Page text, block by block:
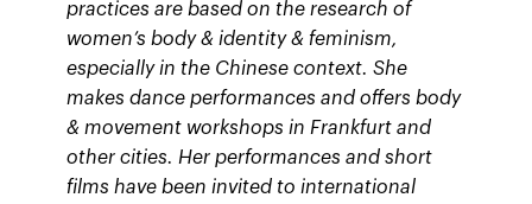
practices are based on the research of
women’s body & identity & feminism,
especially in the Chinese context. She
makes dance performances and offers body
& movement workshops in Frankfurt and
other cities. Her performances and short
films have been invited to international